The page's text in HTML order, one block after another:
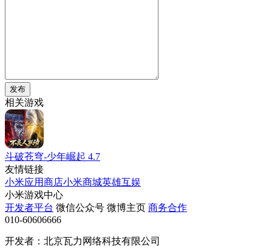
发布
相关游戏
斗破苍穹-少年崛起 4.7
友情链接
小米应用商店小米商城英雄互娱
小米游戏中心
开发者平台 微信公众号 微博主页 商务合作
010-60606666
开发者：北京瓦力网络科技有限公司